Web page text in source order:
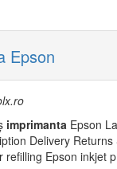
Epson
imprimanta Epson
Delivery
refilling Epson inkjet